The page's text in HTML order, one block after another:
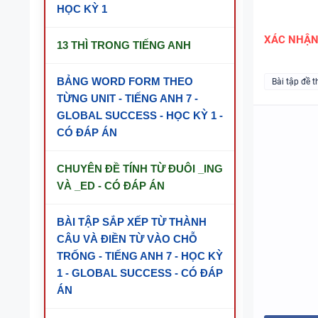
HỌC KỲ 1
13 THÌ TRONG TIẾNG ANH
BẢNG WORD FORM THEO
TỪNG UNIT - TIẾNG ANH 7 -
GLOBAL SUCCESS - HỌC KỲ 1 -
CÓ ĐÁP ÁN
CHUYÊN ĐỀ TÍNH TỪ ĐUÔI _ING
VÀ _ED - CÓ ĐÁP ÁN
BÀI TẬP SẮP XẾP TỪ THÀNH
CÂU VÀ ĐIỀN TỪ VÀO CHỖ
TRỐNG - TIẾNG ANH 7 - HỌC KỲ
1 - GLOBAL SUCCESS - CÓ ĐÁP
ÁN
XÁC NHẬN
Bài tập đề